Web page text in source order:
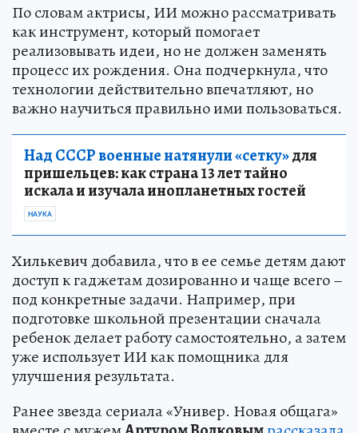
По словам актрисы, ИИ можно рассматривать
как инструмент, который помогает
реализовывать идеи, но не должен заменять
процесс их рождения. Она подчеркнула, что
технологии действительно впечатляют, но
важно научиться правильно ими пользоваться.
Над СССР военные натянули «сетку»для
пришельцев: как страна 13 лет тайно
искала и изучала инопланетных гостей
НАУКА
Хилькевич добавила, что в ее семье детям дают
доступ к гаджетам дозированно и чаще всего –
под конкретные задачи. Например, при
подготовке школьной презентации сначала
ребенок делает работу самостоятельно, а затем
уже использует ИИ как помощника для
улучшения результата.
Ранее звезда сериала «Универ. Новая общага»